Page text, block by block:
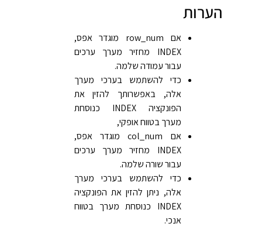
הערות
אם row_num מוגדר אפס,
INDEX מחזיר מערך ערכים
עבור עמודה שלמה.
כדי להשתמש בערכי מערך
אלה, באפשרותך להזין את
הפונקציה INDEX כנוסחת
מערך בטווח אופקי,
אם col_num מוגדר אפס,
INDEX מחזיר מערך ערכים
עבור שורה שלמה.
כדי להשתמש בערכי מערך
אלה, ניתן להזין את הפונקציה
INDEX כנוסחת מערך בטווח
אנכי.